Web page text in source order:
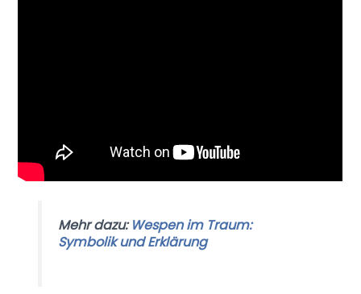
Mehr dazu:Wespen im Traum:
Symbolik und Erklärung